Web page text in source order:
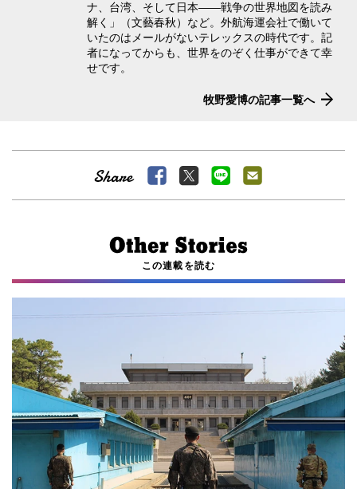
ナ、台湾、そして日本――戦争の世界地図を読み
解く」（文藝春秋）など。外航海運会社で働いて
いたのはメールがないテレックスの時代です。記
者になってからも、世界をのぞく仕事ができて幸
せです。
牧野愛博の記事一覧へ
この連載を読む